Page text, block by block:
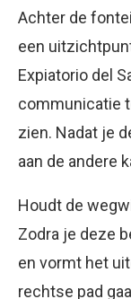
Achter de
een
Expiatorio del
communicatie
zien. Nadat je
aan de andere
Houdt de
Zodra je deze
en vormt het
rechtse pad